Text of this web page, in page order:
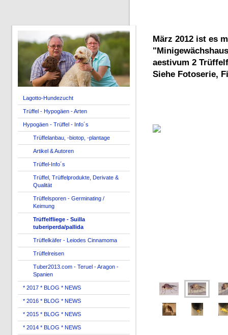
Lagotto-Hundezucht
Trüffel - Hypogäen - Arten
Hypogäen - Trüffel - Info´s
Trüffelanbau, -biotop, -plantage
Artikel & Autoren
Trüffel-Info´s
Trüffel, Trüffelprodukte, Derivate &
Qualität
Trüffelsporen - Germinating /
Keimung
Trüffelfliege - Suilla
tuberiperda/pallida
Trüffelkäfer - Leiodes Cinnamoma
Trüffelreisen
Tuber2013.com - Teruel - Aragon -
Spanien
* 2017 * BLOG * NEWS
* 2016 * BLOG * NEWS
* 2015 * BLOG * NEWS
* 2014 * BLOG * NEWS
März 2012 ist es
aestivum 2
Siehe Fotoserie,